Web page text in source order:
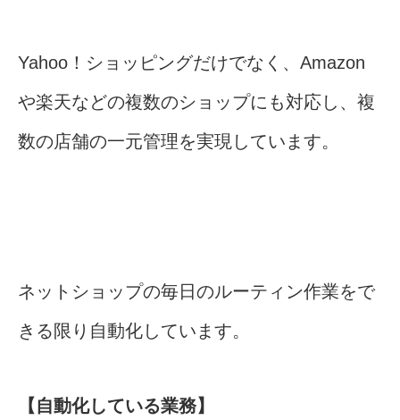
Yahoo！ショッピングだけでなく、Amazon
や楽天などの複数のショップにも対応し、複
数の店舗の一元管理を実現しています。
ネットショップの毎日のルーティン作業をで
きる限り自動化しています。
【自動化している業務】